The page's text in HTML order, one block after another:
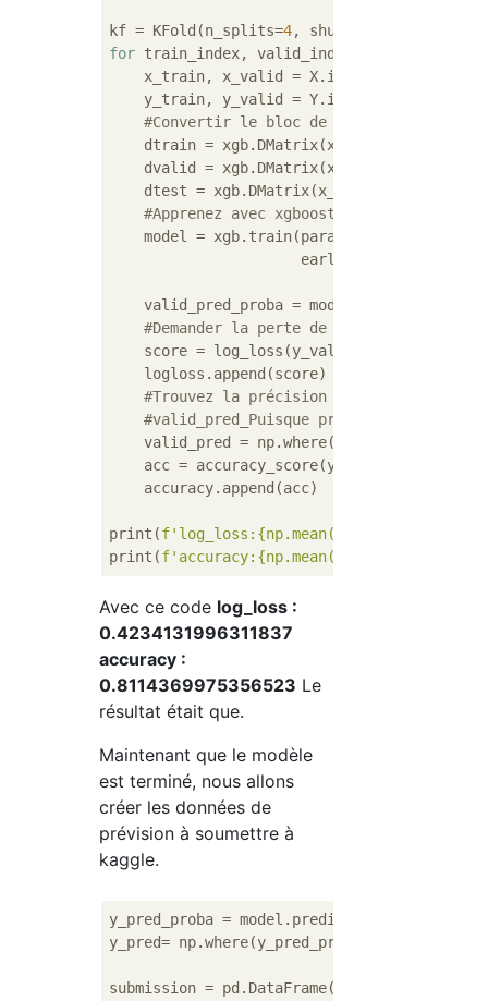
kf = KFold(n_splits=4, shuffle=
for train_index, valid_index
x_train, x_valid =
y_train, y_valid =
#Convertir le bloc de données en une
dtrain = xgb.DMatrix(x_train,
dvalid = xgb.DMatrix(x_valid,
    dtest = xgb.DMatrix(x_test)
#Apprenez avec xgboost
model = xgb.train(params, dtrain,
valid_pred_proba =
#Demander la perte de journal
score = log_loss(y_valid,
    logloss.append(score)
#Trouvez la précision
#valid_pred_Puisque proba est une
valid_pred = np.where(valid_pred_proba
acc = accuracy_score(y_valid,
    accuracy.append(acc)
print(f'log_loss: {np.mean(logloss)}
print(f'accuracy: {np.mean(accuracy)}
Avec ce code log_loss :
0.4234131996311837
accuracy :
0.8114369975356523 Le
résultat était que.
Maintenant que le modèle
est terminé, nous allons
créer les données de
prévision à soumettre à
kaggle.
y_pred_proba = model.predict(dtest)
y_pred= np.where(y_pred_proba >
submission = pd.DataFrame({